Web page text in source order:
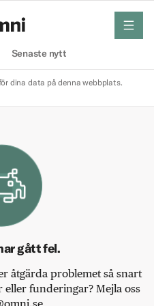
Senaste nytt
meny
dina data på denna webbplats.
gått fel.
åtgärda problemet så snart
funderingar? Mejla oss